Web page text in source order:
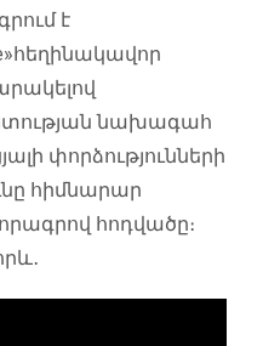
է
նախագահ
փորձությունների
հիմնարար
հոդվածը։